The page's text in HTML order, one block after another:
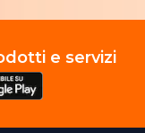
e servizi